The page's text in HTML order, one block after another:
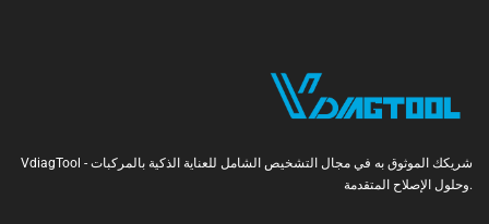
VdiagTool - شريكك الموثوق به في مجال التشخيص الشامل للعناية الذكية بالمركبات
وحلول الإصلاح المتقدمة.